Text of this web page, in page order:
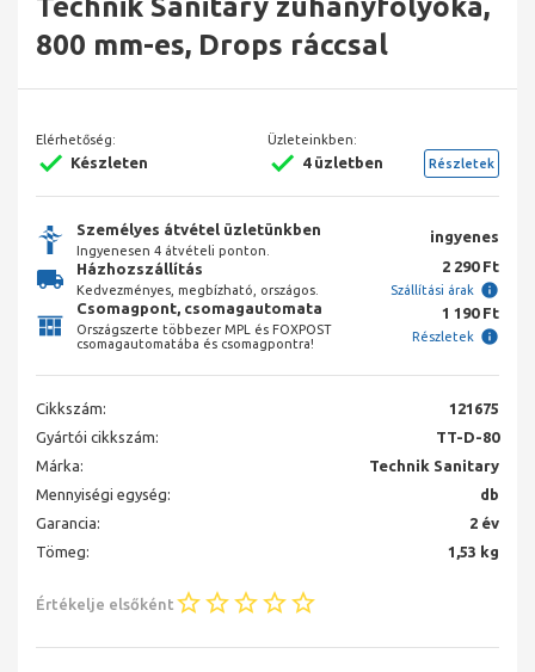
800 mm-es, Drops ráccsal
Elérhetőség:
Készleten
Üzleteinkben:
4 üzletben Részletek
Személyes átvétel üzletünkben
Ingyenesen 4 átvételi ponton.
ingyenes
Házhozszállítás
Kedvezményes, megbízható, országos.
2 290 Ft
Szállítási árak
Csomagpont, csomagautomata
Országszerte többezer MPL és FOXPOST
csomagautomatába és csomagpontra!
1 190 Ft
Részletek
Cikkszám:
121675
Gyártói cikkszám:
TT-D-80
Márka:
Technik Sanitary
Mennyiségi egység:
db
Garancia:
2 év
Tömeg:
1,53 kg
Értékelje elsőként